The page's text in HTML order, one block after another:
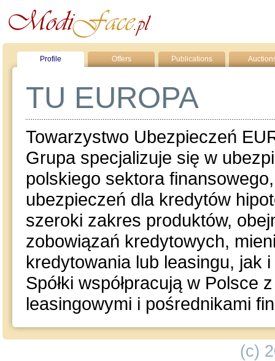
Profile Offers Publications
TU EUROPA
Towarzystwo Ubezpieczeń
Grupa specjalizuje się w
polskiego sektora
ubezpieczeń dla kredytów
szeroki zakres produktów,
zobowiązań kredytowych,
kredytowania lub leasingu, jak
Spółki współpracują w Polsce
leasingowymi i pośrednikami
(c)